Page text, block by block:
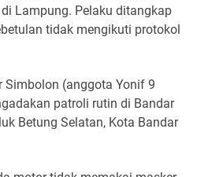
Lampung. Pelaku ditangkap
tidak mengikuti protokol
Simbolon (anggota Yonif 9
patroli rutin di Bandar
Betung Selatan, Kota Bandar